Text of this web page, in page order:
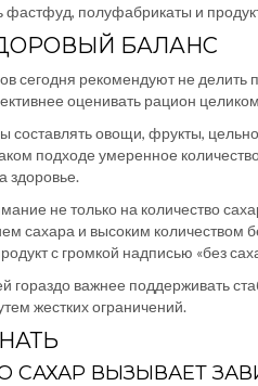
фастфуд, полуфабрикаты и
БАЛАНС
сегодня рекомендуют не
оценивать рацион
составлять овощи, фрукты,
подходе умеренное
здоровье.
не только на количество
сахара и высоким количеством
с громкой надписью «без
гораздо важнее поддерживать
жестких ограничений.
САХАР ВЫЗЫВАЕТ